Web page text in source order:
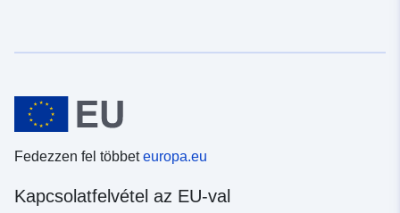
Fedezzen fel többeteuropa.eu
Kapcsolatfelvétel az EU-val